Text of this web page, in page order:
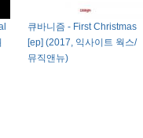
큐바니즘 - First Christmas
[ep] (2017, 익사이트 웍스/
뮤직앤뉴)